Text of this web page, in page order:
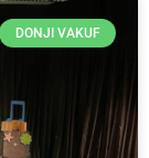
DONJI VAKUF